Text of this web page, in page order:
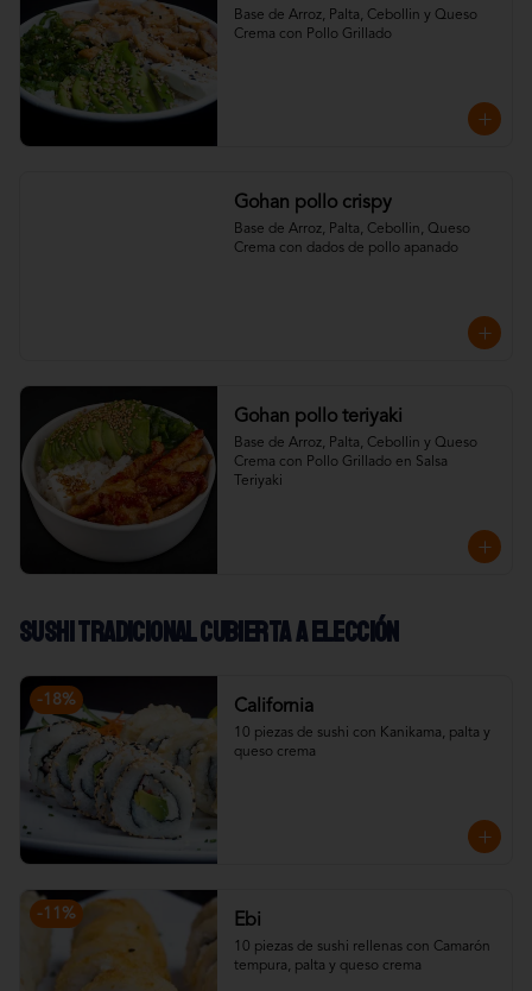
Base de Arroz, Palta, Cebollin y Queso
Crema con Pollo Grillado
Gohan pollo crispy
Base de Arroz, Palta, Cebollin, Queso
Crema con dados de pollo apanado
Gohan pollo teriyaki
Base de Arroz, Palta, Cebollin y Queso
Crema con Pollo Grillado en Salsa
Teriyaki
Sushi Tradicional cubierta a elección
-18% California
10 piezas de sushi con Kanikama, palta y
queso crema
-11 % Ebi
10 piezas de sushi rellenas con Camarón
tempura, palta y queso crema